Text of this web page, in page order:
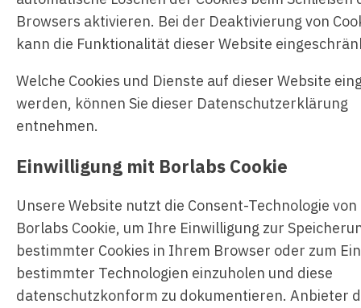
Browsers aktivieren. Bei der Deaktivierung von
kann die Funktionalität dieser Website
Welche Cookies und Dienste auf dieser Website
werden, können Sie dieser Datenschutzerklärung
entnehmen.
Einwilligung mit Borlabs Cookie
Unsere Website nutzt die Consent-Technologie von
Borlabs Cookie, um Ihre Einwilligung zur
bestimmter Cookies in Ihrem Browser oder zum
bestimmter Technologien einzuholen und diese
datenschutzkonform zu dokumentieren. Anbieter